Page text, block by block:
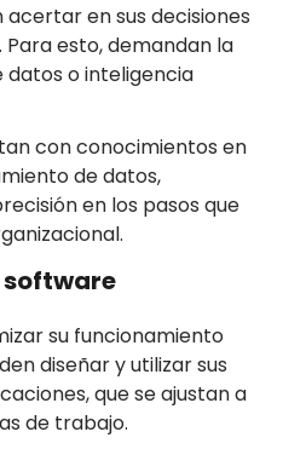
en sus decisiones
Para esto, demandan la
datos o inteligencia
con conocimientos en
de datos,
en los pasos que
software
su funcionamiento
diseñar y utilizar sus
que se ajustan a
de trabajo.